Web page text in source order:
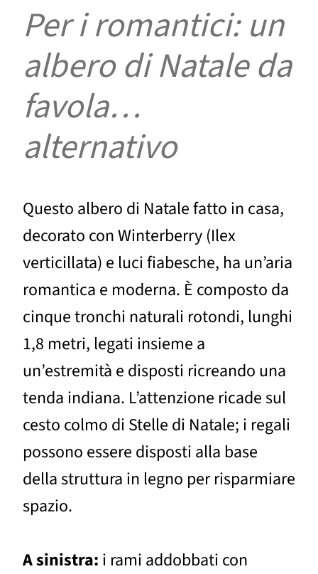
Per i romantici: un
albero di Natale da
favola…
alternativo
Questo albero di Natale fatto in casa,
decorato con Winterberry (Ilex
verticillata) e luci fiabesche, ha un’aria
romantica e moderna. È composto da
cinque tronchi naturali rotondi, lunghi
1,8 metri, legati insieme a
un’estremità e disposti ricreando una
tenda indiana. L’attenzione ricade sul
cesto colmo di Stelle di Natale; i regali
possono essere disposti alla base
della struttura in legno per risparmiare
spazio.
A sinistra: i rami addobbati con